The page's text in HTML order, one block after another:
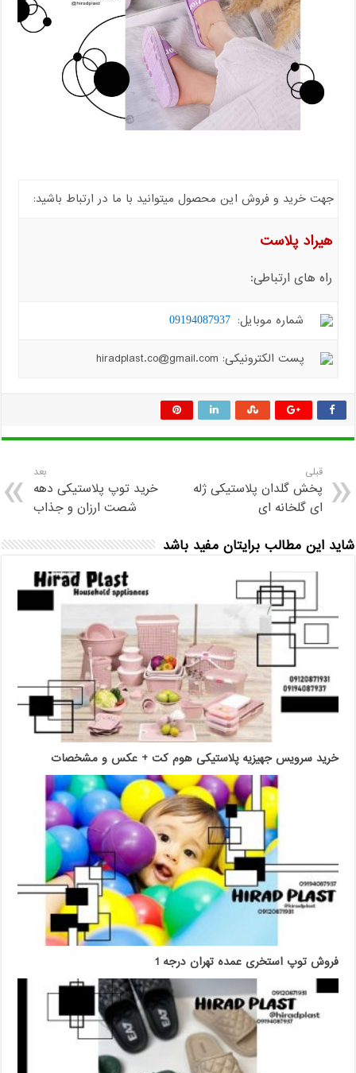
جهت خرید و فروش این محصول میتوانید با ما در ارتباط باشید:
هیراد پلاست
راه های ارتباطی:
شماره موبایل: 09194087937
پست الکترونیکی: hiradplast.co@gmail.com
قبلی
پخش گلدان پلاستیکی ژله
ای گلخانه ای
بعد
خرید توپ پلاستیکی دهه
شصت ارزان و جذاب
شاید این مطالب برایتان مفید باشد
خرید سرویس جهیزیه پلاستیکی هوم کت + عکس و مشخصات
فروش توپ استخری عمده تهران درجه 1